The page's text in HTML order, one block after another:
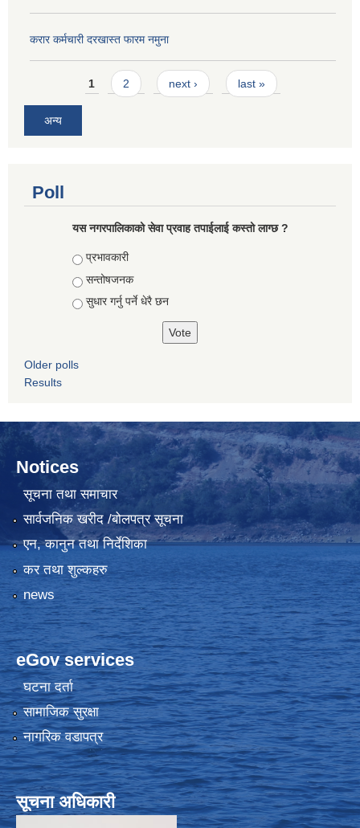
करार कर्मचारी दरखास्त फारम नमुना
Pages1 2 next › last »
अन्य
Poll
यस नगरपालिकाको सेवा प्रवाह तपाईलाई कस्तो लाग्छ ?
Choices
प्रभावकारी
सन्तोषजनक
सुधार गर्नु पर्ने धेरै छन
Older polls
Results
Notices
सूचना तथा समाचार
सार्वजनिक खरीद /बोलपत्र सूचना
एन, कानुन तथा निर्देशिका
कर तथा शुल्कहरु
news
eGov services
घटना दर्ता
सामाजिक सुरक्षा
नागरिक वडापत्र
सूचना अधिकारी